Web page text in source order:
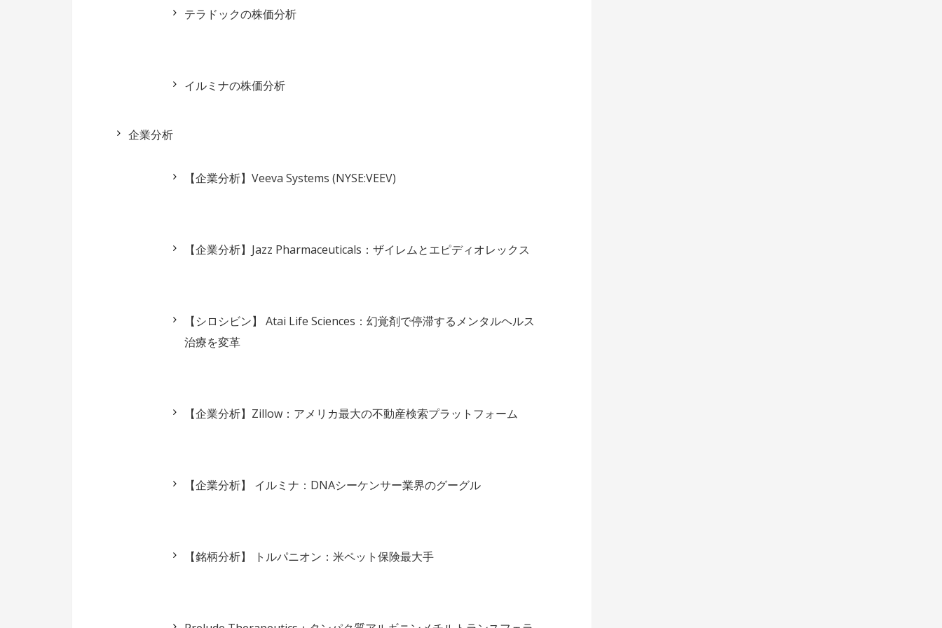
テラドックの株価分析
イルミナの株価分析
企業分析
【企業分析】Veeva Systems (NYSE:VEEV)
【企業分析】Jazz Pharmaceuticals：ザイレムとエピディオレックス
【シロシビン】 Atai Life Sciences：幻覚剤で停滞するメンタルヘルス
治療を変革
【企業分析】Zillow：アメリカ最大の不動産検索プラットフォーム
【企業分析】 イルミナ：DNAシーケンサー業界のグーグル
【銘柄分析】 トルパニオン：米ペット保険最大手